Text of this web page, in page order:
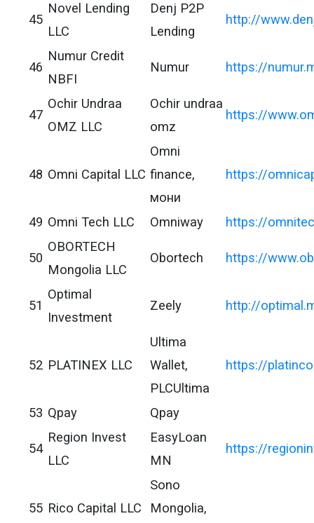
45
Novel Lending
LLC
Denj P2P
Lending
http://
46
Numur Credit
NBFI
Numur https://
47
Ochir Undraa
OMZ LLC
Ochir undraa
omz
https://
48 Omni Capital LLC
Omni
finance,
мони
https://
49 Omni Tech LLC Omniway https://
50
OBORTECH
Mongolia LLC
Obortech https://
51
Optimal
Investment
Zeely http://
52 PLATINEX LLC
Ultima
Wallet,
PLCUltima
https://
53 Qpay Qpay
54
Region Invest
LLC
EasyLoan
MN
https://
55 Rico Capital LLC
Sono
Mongolia,